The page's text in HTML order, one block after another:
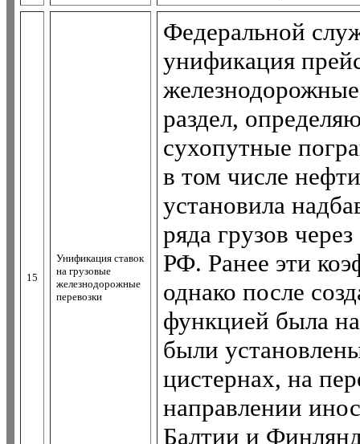
15
Унификация ставок
на грузовые
железнодорожные
перевозки
Федеральной
унификация
раздел,
сухопутные
в том числе
установила
ряда грузов
РФ. Ранее эти
однако после
функцией была
были
цистернах, на
направлении
Балтии и